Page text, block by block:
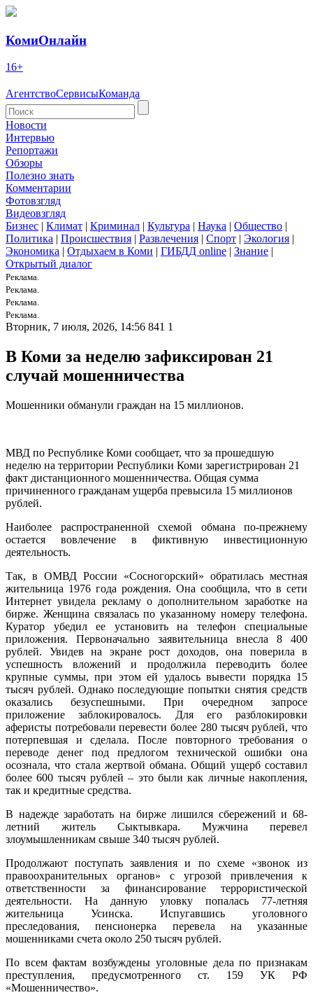
КомиОнлайн
16+
АгентствоСервисыКоманда
Новости
Интервью
Репортажи
Обзоры
Полезно знать
Комментарии
Фотовзгляд
Видеовзгляд
Бизнес | Климат | Криминал | Культура | Наука | Общество |
Политика | Происшествия | Развлечения | Спорт | Экология |
Экономика | Отдыхаем в Коми | ГИБДД online | Знание |
Открытый диалог
Реклама.
Реклама.
Реклама.
Реклама.
Вторник, 7 июля, 2026, 14:56 841 1
В Коми за неделю зафиксирован 21
случай мошенничества
Мошенники обманули граждан на 15 миллионов.
МВД по Республике Коми сообщает, что за прошедшую
неделю на территории Республики Коми зарегистрирован 21
факт дистанционного мошенничества. Общая сумма
причиненного гражданам ущерба превысила 15 миллионов
рублей.
Наиболее распространенной схемой обмана по-прежнему
остается вовлечение в фиктивную инвестиционную
деятельность.
Так, в ОМВД России «Сосногорский» обратилась местная
жительница 1976 года рождения. Она сообщила, что в сети
Интернет увидела рекламу о дополнительном заработке на
бирже. Женщина связалась по указанному номеру телефона.
Куратор убедил ее установить на телефон специальные
приложения. Первоначально заявительница внесла 8 400
рублей. Увидев на экране рост доходов, она поверила в
успешность вложений и продолжила переводить более
крупные суммы, при этом ей удалось вывести порядка 15
тысяч рублей. Однако последующие попытки снятия средств
оказались безуспешными. При очередном запросе
приложение заблокировалось. Для его разблокировки
аферисты потребовали перевести более 280 тысяч рублей, что
потерпевшая и сделала. После повторного требования о
переводе денег под предлогом технической ошибки она
осознала, что стала жертвой обмана. Общий ущерб составил
более 600 тысяч рублей – это были как личные накопления,
так и кредитные средства.
В надежде заработать на бирже лишился сбережений и 68-
летний житель Сыктывкара. Мужчина перевел
злоумышленникам свыше 340 тысяч рублей.
Продолжают поступать заявления и по схеме «звонок из
правоохранительных органов» с угрозой привлечения к
ответственности за финансирование террористической
деятельности. На данную уловку попалась 77-летняя
жительница Усинска. Испугавшись уголовного
преследования, пенсионерка перевела на указанные
мошенниками счета около 250 тысяч рублей.
По всем фактам возбуждены уголовные дела по признакам
преступления, предусмотренного ст. 159 УК РФ
«Мошенничество».